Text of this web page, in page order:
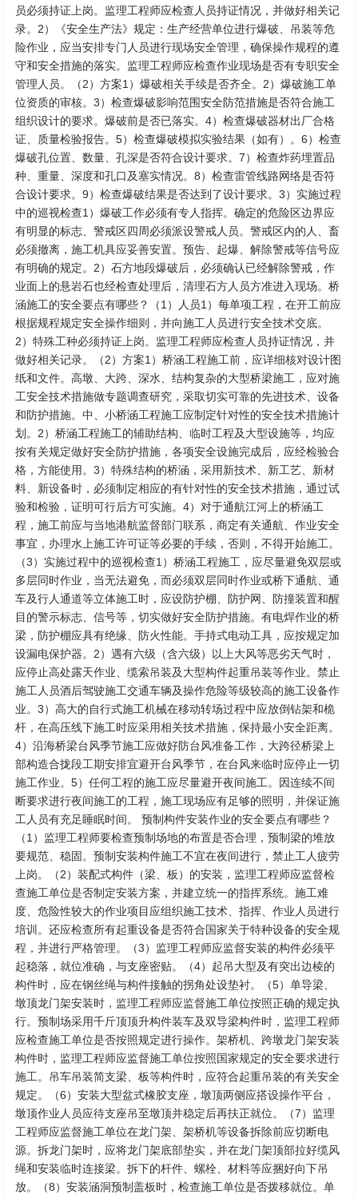
员必须持证上岗。监理工程师应检查人员持证情况，并做好相关记
录。2）《安全生产法》规定：生产经营单位进行爆破、吊装等危
险作业，应当安排专门人员进行现场安全管理，确保操作规程的遵
守和安全措施的落实。监理工程师应检查作业现场是否有专职安全
管理人员。（2）方案1）爆破相关手续是否齐全。2）爆破施工单
位资质的审核。3）检查爆破影响范围安全防范措施是否符合施工
组织设计的要求。爆破前是否已落实。4）检查爆破器材出厂合格
证、质量检验报告。5）检查爆破模拟实验结果（如有）。6）检查
爆破孔位置、数量、孔深是否符合设计要求。7）检查炸药埋置品
种、重量、深度和孔口及塞实情况。8）检查雷管线路网络是否符
合设计要求。9）检查爆破结果是否达到了设计要求。3）实施过程
中的巡视检查1）爆破工作必须有专人指挥。确定的危险区边界应
有明显的标志、警戒区四周必须派设警戒人员。警戒区内的人、畜
必须撤离，施工机具应妥善安置。预告、起爆、解除警戒等信号应
有明确的规定。2）石方地段爆破后，必须确认已经解除警戒，作
业面上的悬岩石也经检查处理后，清理石方人员方准进入现场。桥
涵施工的安全要点有哪些？（1）人员1）每单项工程，在开工前应
根据规程规定安全操作细则，并向施工人员进行安全技术交底。
2）特殊工种必须持证上岗。监理工程师应检查人员持证情况，并
做好相关记录。（2）方案1）桥涵工程施工前，应详细核对设计图
纸和文件。高墩、大跨、深水、结构复杂的大型桥梁施工，应对施
工安全技术措施做专题调查研究，采取切实可靠的先进技术、设备
和防护措施。中、小桥涵工程施工应制定针对性的安全技术措施计
划。2）桥涵工程施工的辅助结构、临时工程及大型设施等，均应
按有关规定做好安全防护措施，各项安全设施完成后，应经检验合
格，方能使用。3）特殊结构的桥涵，采用新技术、新工艺、新材
料、新设备时，必须制定相应的有针对性的安全技术措施，通过试
验和检验，证明可行后方可实施。4）对于通航江河上的桥涵工
程，施工前应与当地港航监督部门联系，商定有关通航、作业安全
事宜，办理水上施工许可证等必要的手续，否则，不得开始施工。
（3）实施过程中的巡视检查1）桥涵工程施工，应尽量避免双层或
多层同时作业，当无法避免，而必须双层同时作业或桥下通航、通
车及行人通道等立体施工时，应设防护棚、防护网、防撞装置和醒
目的警示标志、信号等，切实做好安全防护措施。有电焊作业的桥
梁，防护棚应具有绝缘、防火性能。手持式电动工具，应按规定加
设漏电保护器。2）遇有六级（含六级）以上大风等恶劣天气时，
应停止高处露天作业、缆索吊装及大型构件起重吊装等作业。禁止
施工人员酒后驾驶施工交通车辆及操作危险等级较高的施工设备作
业。3）高大的自行式施工机械在移动转场过程中应放倒钻架和桅
杆，在高压线下施工时应采用相关技术措施，保持最小安全距离。
4）沿海桥梁台风季节施工应做好防台风准备工作，大跨径桥梁上
部构造合拢段工期安排宜避开台风季节，在台风来临时应停止一切
施工作业。5）任何工程的施工应尽量避开夜间施工。因连续不间
断要求进行夜间施工的工程，施工现场应有足够的照明，并保证施
工人员有充足睡眠时间。 预制构件安装作业的安全要点有哪些？
（1）监理工程师要检查预制场地的布置是否合理，预制梁的堆放
要规范、稳固。预制安装构件施工不宜在夜间进行，禁止工人疲劳
上岗。（2）装配式构件（梁、板）的安装，监理工程师应监督检
查施工单位是否制定安装方案，并建立统一的指挥系统。施工难
度、危险性较大的作业项目应组织施工技术、指挥、作业人员进行
培训。还应检查所有起重设备是否符合国家关于特种设备的安全规
程，并进行严格管理。（3）监理工程师应监督安装的构件必须平
起稳落，就位准确，与支座密贴。（4）起吊大型及有突出边棱的
构件时，应在钢丝绳与构件接触的拐角处设垫衬。（5）单导梁、
墩顶龙门架安装时，监理工程师应监督施工单位按照正确的规定执
行。预制场采用千斤顶顶升构件装车及双导梁构件时，监理工程师
应检查施工单位是否按照规定进行操作。架桥机、跨墩龙门架安装
构件时，监理工程师应监督施工单位按照国家规定的安全要求进行
施工。吊车吊装简支梁、板等构件时，应符合起重吊装的有关安全
规定。（6）安装大型盆式橡胶支座，墩顶两侧应搭设操作平台，
墩顶作业人员应待支座吊至墩顶并稳定后再扶正就位。（7）监理
工程师应监督施工单位在龙门架、架桥机等设备拆除前应切断电
源。拆龙门架时，应将龙门架底部垫实，并在龙门架顶部拉好缆风
绳和安装临时连接梁。拆下的杆件、螺栓、材料等应捆好向下吊
放。（8）安装涵洞预制盖板时，检查施工单位是否拨移就位。单